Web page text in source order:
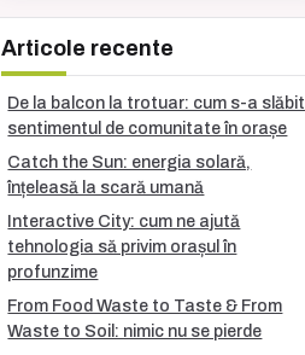
Articole recente
De la balcon la trotuar: cum s-a slăbit
sentimentul de comunitate în orașe
Catch the Sun: energia solară,
înțeleasă la scară umană
Interactive City: cum ne ajută
tehnologia să privim orașul în
profunzime
From Food Waste to Taste & From
Waste to Soil: nimic nu se pierde